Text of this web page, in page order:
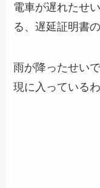
電車が遅れたせ
る、遅延証明書
雨が降ったせい
現に入っている